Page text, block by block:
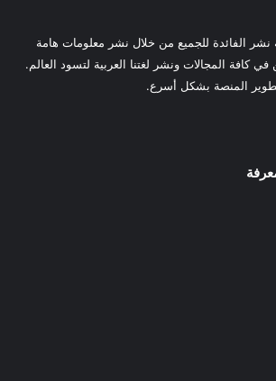
الفائدة للجميع من خلال نشر معلومات هامة
كافة المجالات ونشر لغتنا العربية لتسود العالم.
المنصة بشكل أسرع.